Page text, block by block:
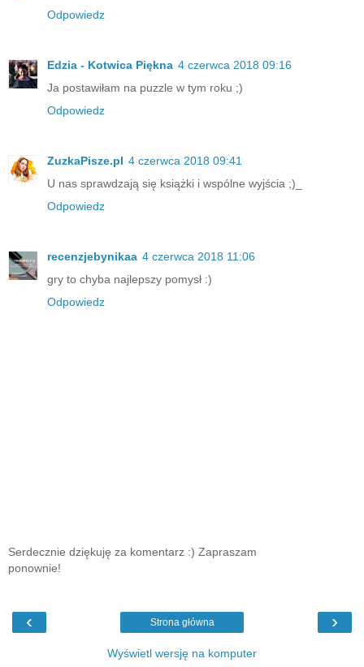
Odpowiedz
Edzia - Kotwica Piękna 4 czerwca 2018 09:16
Ja postawiłam na puzzle w tym roku ;)
Odpowiedz
ZuzkaPisze.pl 4 czerwca 2018 09:41
U nas sprawdzają się książki i wspólne wyjścia ;)_
Odpowiedz
recenzjebynikaa 4 czerwca 2018 11:06
gry to chyba najlepszy pomysł :)
Odpowiedz
Serdecznie dziękuję za komentarz :) Zapraszam
ponownie!
‹ ›
Strona główna
Wyświetl wersję na komputer